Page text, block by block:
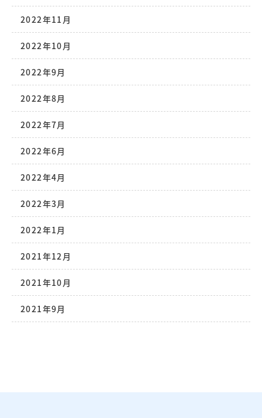
2022年11月
2022年10月
2022年9月
2022年8月
2022年7月
2022年6月
2022年4月
2022年3月
2022年1月
2021年12月
2021年10月
2021年9月